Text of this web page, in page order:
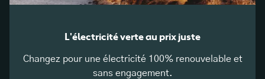
L'électricité verte au prix juste
Changez pour une électricité 100% renouvelable et
sans engagement.